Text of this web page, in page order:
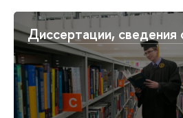
Диссертации, сведения